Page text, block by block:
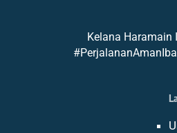
Kelana Haramain